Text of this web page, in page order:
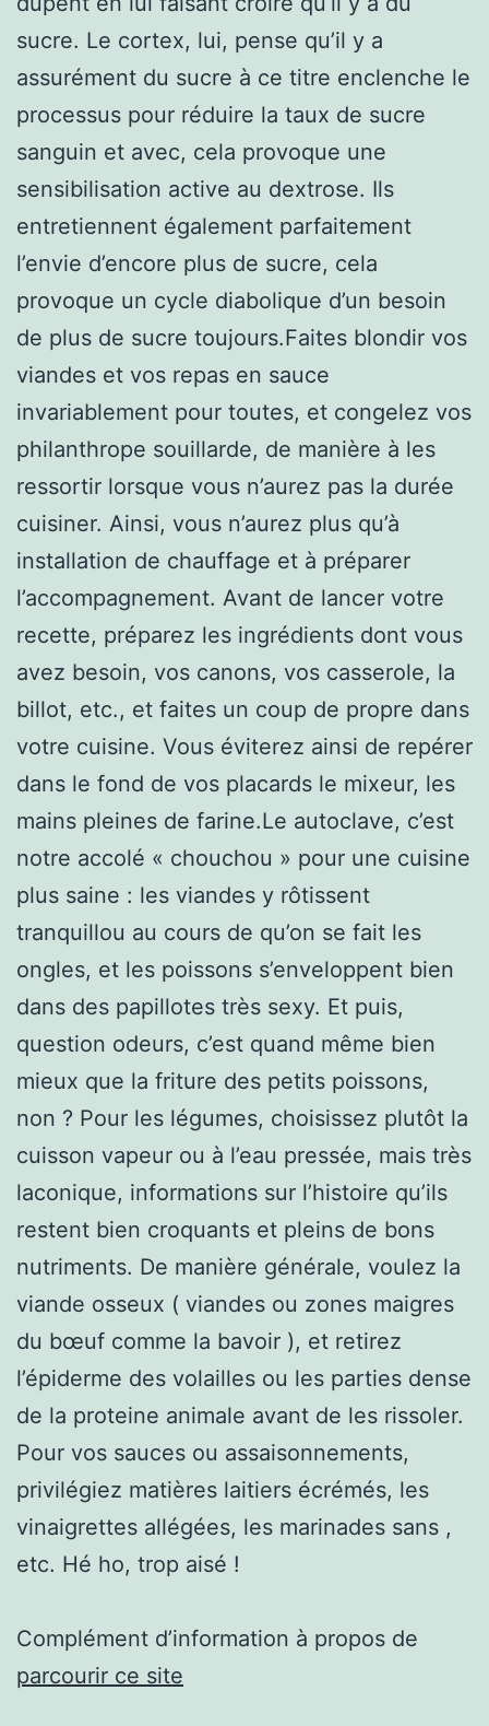
sucre. Le cortex, lui, pense qu’il y a
assurément du sucre à ce titre enclenche le
processus pour réduire la taux de sucre
sanguin et avec, cela provoque une
sensibilisation active au dextrose. Ils
entretiennent également parfaitement
l’envie d’encore plus de sucre, cela
provoque un cycle diabolique d’un besoin
de plus de sucre toujours.Faites blondir vos
viandes et vos repas en sauce
invariablement pour toutes, et congelez vos
philanthrope souillarde, de manière à les
ressortir lorsque vous n’aurez pas la durée
cuisiner. Ainsi, vous n’aurez plus qu’à
installation de chauffage et à préparer
l’accompagnement. Avant de lancer votre
recette, préparez les ingrédients dont vous
avez besoin, vos canons, vos casserole, la
billot, etc., et faites un coup de propre dans
votre cuisine. Vous éviterez ainsi de repérer
dans le fond de vos placards le mixeur, les
mains pleines de farine.Le autoclave, c’est
notre accolé « chouchou » pour une cuisine
plus saine : les viandes y rôtissent
tranquillou au cours de qu’on se fait les
ongles, et les poissons s’enveloppent bien
dans des papillotes très sexy. Et puis,
question odeurs, c’est quand même bien
mieux que la friture des petits poissons,
non ? Pour les légumes, choisissez plutôt la
cuisson vapeur ou à l’eau pressée, mais très
laconique, informations sur l’histoire qu’ils
restent bien croquants et pleins de bons
nutriments. De manière générale, voulez la
viande osseux ( viandes ou zones maigres
du bœuf comme la bavoir ), et retirez
l’épiderme des volailles ou les parties dense
de la proteine animale avant de les rissoler.
Pour vos sauces ou assaisonnements,
privilégiez matières laitiers écrémés, les
vinaigrettes allégées, les marinades sans ,
etc. Hé ho, trop aisé !
Complément d’information à propos de
parcourir ce site